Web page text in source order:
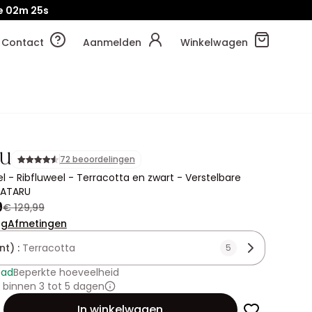
02m 24s
Contact Aanmelden Winkelwagen
72 beoordelingen
- Ribfluweel - Terracotta en zwart - Verstelbare
€ 129,99
Afmetingen
: Terracotta 5
Beperkte hoeveelheid
binnen 3 tot 5 dagen